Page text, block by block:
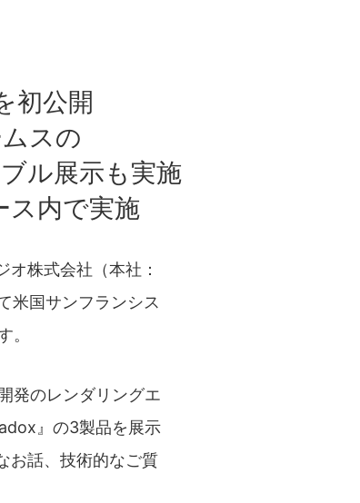
初公開
スの
ル展示も実施
ス内で実施
株式会社（本社：
米国サンフランシス
。
発のレンダリングエ
』の3製品を展示
お話、技術的なご質